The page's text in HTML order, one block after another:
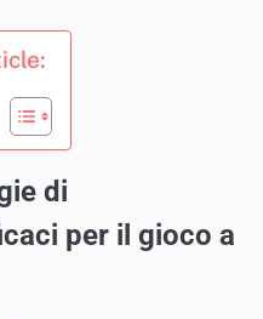
di
per il gioco a